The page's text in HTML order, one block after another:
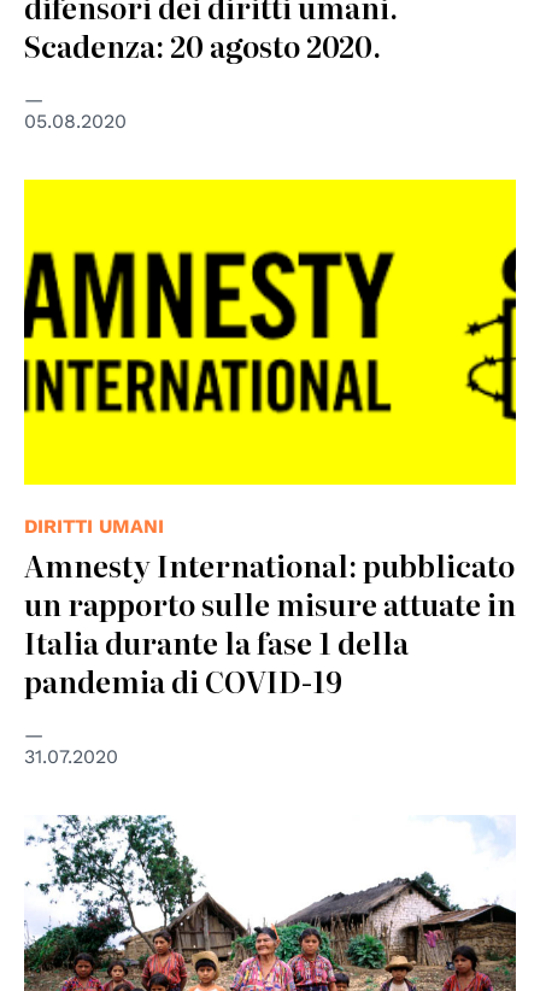
Scadenza: 20 agosto 2020.
05.08.2020
DIRITTI UMANI
Amnesty International: pubblicato
un rapporto sulle misure attuate in
Italia durante la fase 1 della
pandemia di COVID-19
31.07.2020
© UN photo